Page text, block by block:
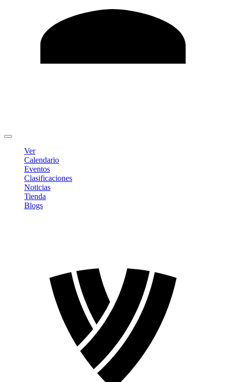
Ver
Calendario
Eventos
Clasificaciones
Noticias
Tienda
Blogs